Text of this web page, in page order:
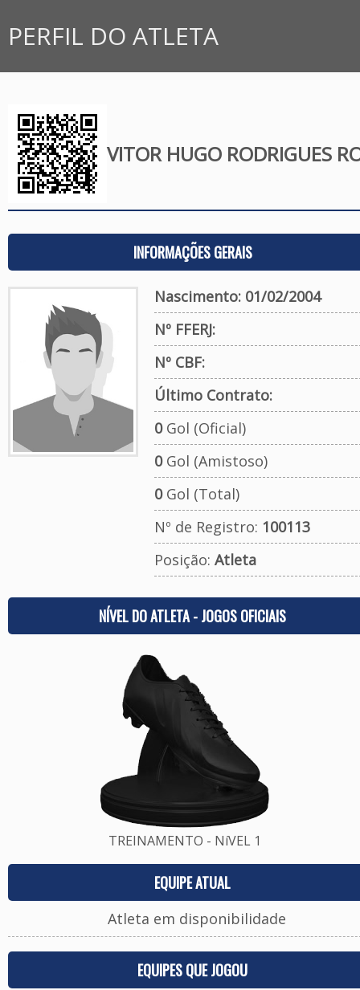
PERFIL DO ATLETA
VITOR HUGO RODRIGUES
INFORMAÇÕES GERAIS
Nascimento: 01/02/2004
Nº FFERJ:
Nº CBF:
Último Contrato:
0Gol (Oficial)
0Gol (Amistoso)
0Gol (Total)
Nº de Registro: 100113
Posição: Atleta
NÍVEL DO ATLETA - JOGOS OFICIAIS
TREINAMENTO - NíVEL 1
EQUIPE ATUAL
Atleta em disponibilidade
EQUIPES QUE JOGOU